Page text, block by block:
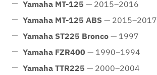
Yamaha MT-125 — 2015–2016
Yamaha MT-125 ABS — 2015–2017
Yamaha ST225 Bronco — 1997
Yamaha FZR400 — 1990–1994
Yamaha TTR225 — 2000–2004